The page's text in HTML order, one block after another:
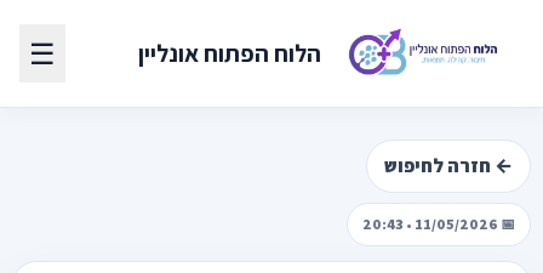
הלוח הפתוח אונליין ☰
← חזרה לחיפוש
📅 11/05/2026 • 20:43